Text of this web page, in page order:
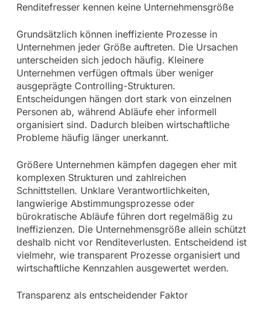
Renditefresser kennen keine Unternehmensgröße
Grundsätzlich können ineffiziente Prozesse in
Unternehmen jeder Größe auftreten. Die Ursachen
unterscheiden sich jedoch häufig. Kleinere
Unternehmen verfügen oftmals über weniger
ausgeprägte Controlling-Strukturen.
Entscheidungen hängen dort stark von einzelnen
Personen ab, während Abläufe eher informell
organisiert sind. Dadurch bleiben wirtschaftliche
Probleme häufig länger unerkannt.
Größere Unternehmen kämpfen dagegen eher mit
komplexen Strukturen und zahlreichen
Schnittstellen. Unklare Verantwortlichkeiten,
langwierige Abstimmungsprozesse oder
bürokratische Abläufe führen dort regelmäßig zu
Ineffizienzen. Die Unternehmensgröße allein schützt
deshalb nicht vor Renditeverlusten. Entscheidend ist
vielmehr, wie transparent Prozesse organisiert und
wirtschaftliche Kennzahlen ausgewertet werden.
Transparenz als entscheidender Faktor